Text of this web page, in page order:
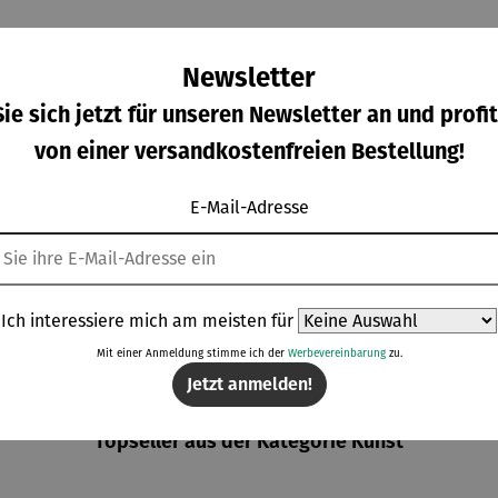
Preis:
€
gerahmt –
Michael
Ferner
Regulärer Preis:
398,00 €
Kette |
Ginkgo
Waszak
Topseller aus der Kategorie Kunst
Newsletter
sich jetzt für unseren Newsletter an und
von einer versandkostenfreien Bestellung!
E-Mail-Adresse
Ich interessiere mich am meisten für
Mit einer Anmeldung stimme ich der Werbevereinbarungzu.
Jetzt anmelden!